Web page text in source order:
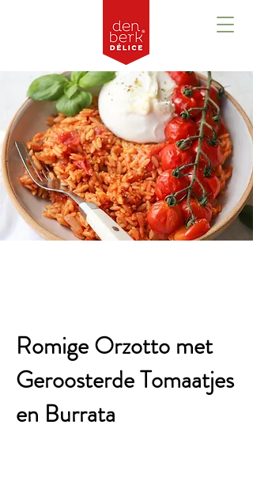
Romige Orzotto met
Geroosterde Tomaatjes
en Burrata